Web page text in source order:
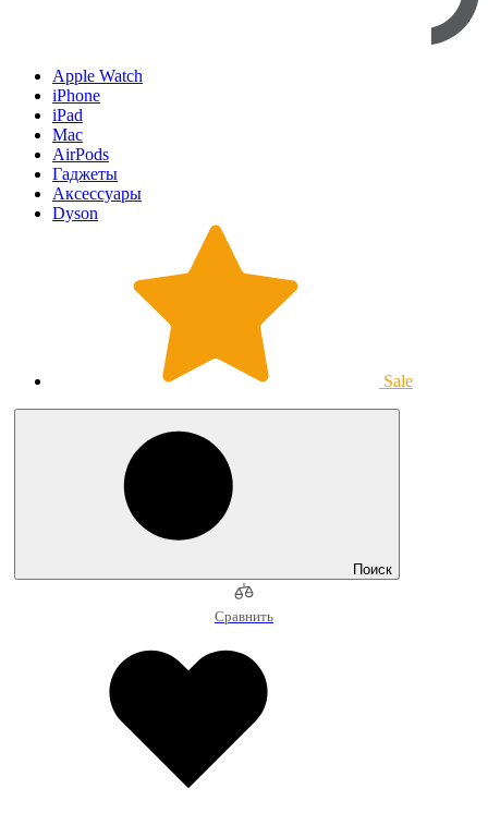
Apple Watch
iPhone
iPad
Mac
AirPods
Гаджеты
Аксессуары
Dyson
Sale
Поиск
Сравнить